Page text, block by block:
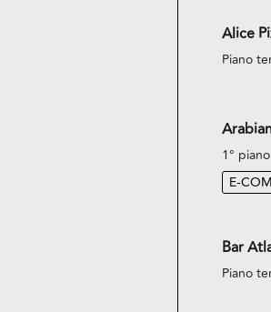
Alice
Piano
1° piano
E-
Bar
Piano